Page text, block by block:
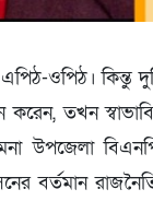
ওপিঠ। কিন্তু
তখন
উপজেলা
বর্তমান